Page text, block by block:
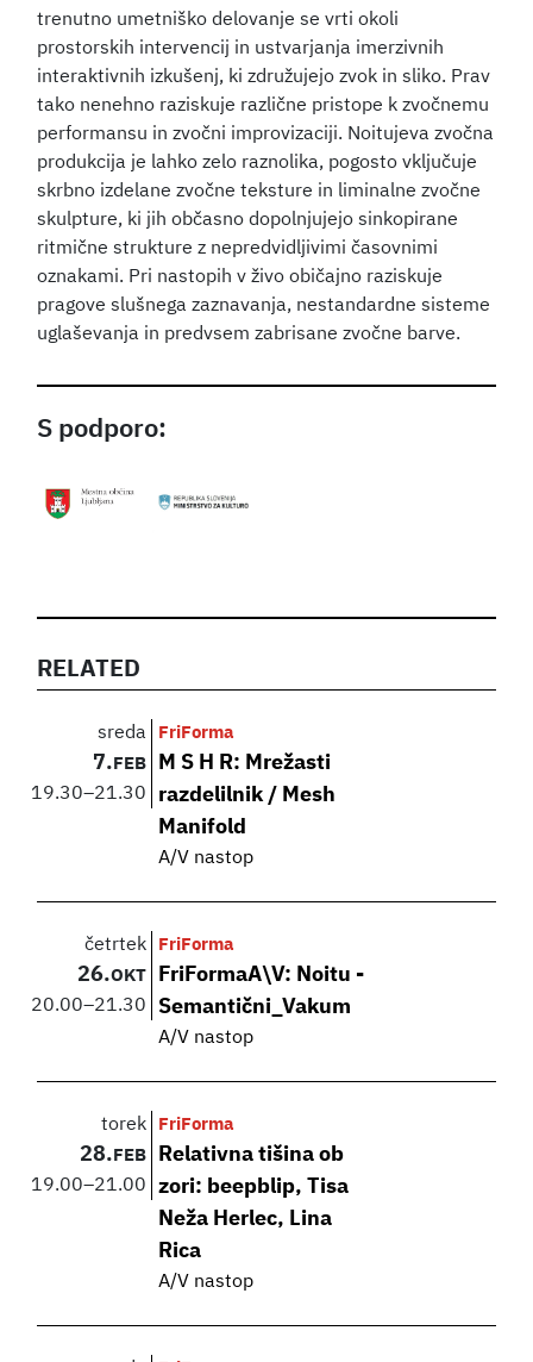
trenutno umetniško delovanje se vrti okoli
prostorskih intervencij in ustvarjanja imerzivnih
interaktivnih izkušenj, ki združujejo zvok in sliko. Prav
tako nenehno raziskuje različne pristope k zvočnemu
performansu in zvočni improvizaciji. Noitujeva zvočna
produkcija je lahko zelo raznolika, pogosto vključuje
skrbno izdelane zvočne teksture in liminalne zvočne
skulpture, ki jih občasno dopolnjujejo sinkopirane
ritmične strukture z nepredvidljivimi časovnimi
oznakami. Pri nastopih v živo običajno raziskuje
pragove slušnega zaznavanja, nestandardne sisteme
uglaševanja in predvsem zabrisane zvočne barve.
S podporo:
RELATED
sreda
7. FEB
19.30–21.30
FriForma
M S H R: Mrežasti
razdelilnik / Mesh
Manifold
A/V nastop
četrtek
26.OKT
20.00–21.30
FriForma
FriFormaA\V: Noitu -
Semantični_Vakum
A/V nastop
torek
28. FEB
19.00–21.00
FriForma
Relativna tišina ob
zori: beepblip, Tisa
Neža Herlec, Lina
Rica
A/V nastop